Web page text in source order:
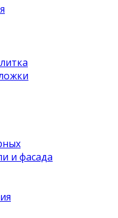
и фасада